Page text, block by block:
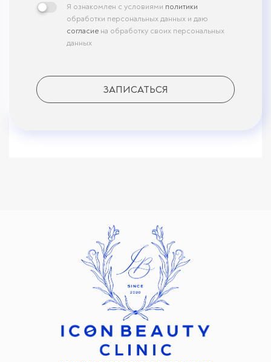
Я ознакомлен с условиями политики
обработки персональных данных и даю
согласие на обработку своих персональных
данных
ЗАПИСАТЬСЯ